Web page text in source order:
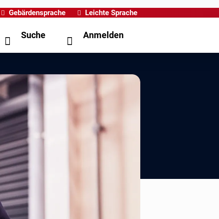
Gebärdensprache Leichte Sprache
Suche Anmelden